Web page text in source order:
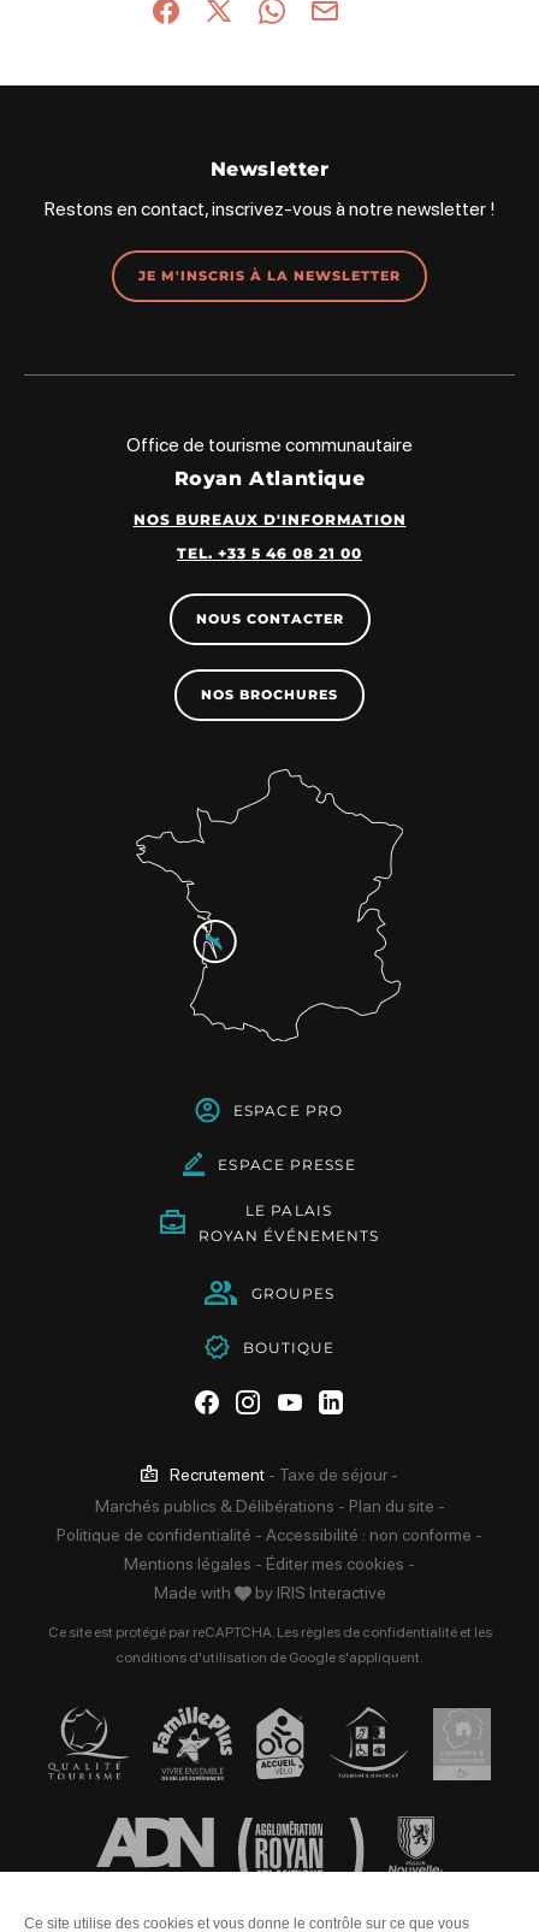
Partager sur Facebook (nouvelle fenêtre)
Partager sur X / Twitter (nouvelle
Partager sur WhatsApp
Partager par mail
Newsletter
Restons en contact, inscrivez-vous à notre newsletter !
JE M'INSCRIS À LA NEWSLETTER
Office de tourisme communautaire
Royan Atlantique
NOS BUREAUX D'INFORMATION
TEL. +33 5 46 08 21 00
NOUS CONTACTER
NOS BROCHURES
ESPACE PRO
ESPACE PRESSE
LE PALAIS
ROYAN ÉVÉNEMENTS
GROUPES
BOUTIQUE
Suivez-nous sur Facebook
Suivez-nous sur
Suivez-nous sur
Suivez-nous sur
Recrutement - Taxe de séjour -
Marchés publics & Délibérations - Plan du site -
Politique de confidentialité - Accessibilité : non conforme -
Mentions légales - Éditer mes cookies -
Made with
by IRIS Interactive
Ce site est protégé par reCAPTCHA. Les règles de confidentialitéet les
conditions d'utilisation de Google s'appliquent.